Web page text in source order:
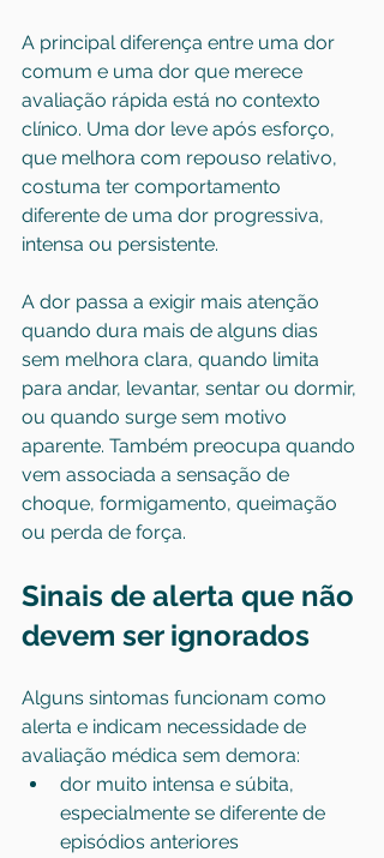
A principal diferença entre uma dor
comum e uma dor que merece
avaliação rápida está no contexto
clínico. Uma dor leve após esforço,
que melhora com repouso relativo,
costuma ter comportamento
diferente de uma dor progressiva,
intensa ou persistente.
A dor passa a exigir mais atenção
quando dura mais de alguns dias
sem melhora clara, quando limita
para andar, levantar, sentar ou dormir,
ou quando surge sem motivo
aparente. Também preocupa quando
vem associada a sensação de
choque, formigamento, queimação
ou perda de força.
Sinais de alerta que não
devem ser ignorados
Alguns sintomas funcionam como
alerta e indicam necessidade de
avaliação médica sem demora:
dor muito intensa e súbita,
especialmente se diferente de
episódios anteriores